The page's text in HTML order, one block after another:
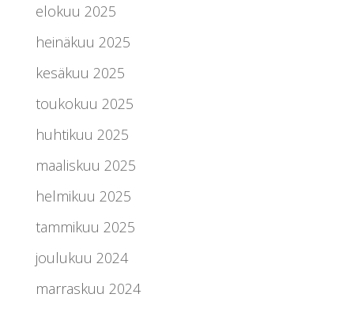
elokuu 2025
heinäkuu 2025
kesäkuu 2025
toukokuu 2025
huhtikuu 2025
maaliskuu 2025
helmikuu 2025
tammikuu 2025
joulukuu 2024
marraskuu 2024